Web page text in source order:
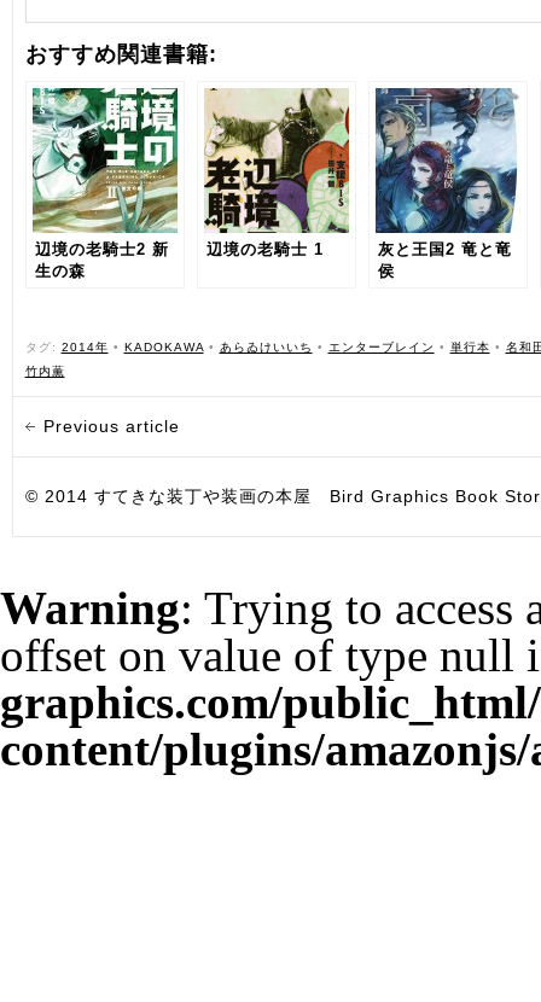
おすすめ関連書籍:
辺境の老騎士2 新
生の森
辺境の老騎士 1
灰と王国2 竜と竜
侯
タグ: 2014年 • KADOKAWA • あらゐけいいち • エンターブレイン • 単行本 • 名和
竹内薫
Previous article
© 2014 すてきな装丁や装画の本屋 Bird Graphics Book
Warning: Trying to access
offset on value of type null
graphics.com/
content/plugins/